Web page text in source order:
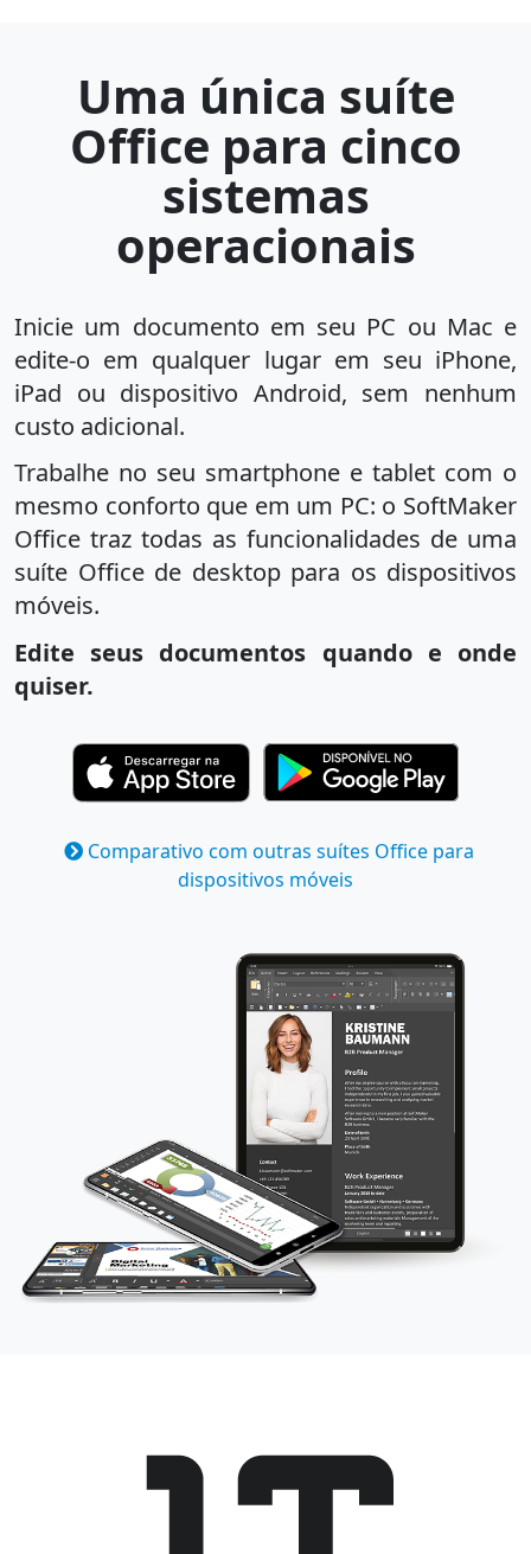
Uma única suíte
Office para cinco
sistemas
operacionais
Inicie um documento em seu PC ou Mac e
edite-o em qualquer lugar em seu iPhone,
iPad ou dispositivo Android, sem nenhum
custo adicional.
Trabalhe no seu smartphone e tablet com o
mesmo conforto que em um PC: o SoftMaker
Office traz todas as funcionalidades de uma
suíte Office de desktop para os dispositivos
móveis.
Edite seus documentos quando e onde
quiser.
Comparativo com outras suítes Office para
dispositivos móveis